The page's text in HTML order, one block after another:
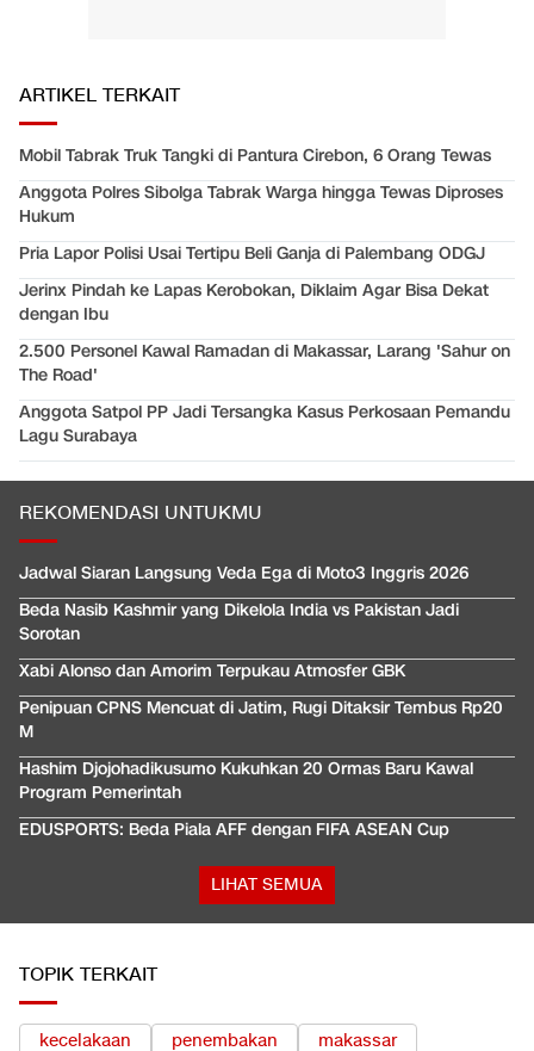
ARTIKEL TERKAIT
Mobil Tabrak Truk Tangki di Pantura Cirebon, 6 Orang Tewas
Anggota Polres Sibolga Tabrak Warga hingga Tewas Diproses
Hukum
Pria Lapor Polisi Usai Tertipu Beli Ganja di Palembang ODGJ
Jerinx Pindah ke Lapas Kerobokan, Diklaim Agar Bisa Dekat
dengan Ibu
2.500 Personel Kawal Ramadan di Makassar, Larang 'Sahur on
The Road'
Anggota Satpol PP Jadi Tersangka Kasus Perkosaan Pemandu
Lagu Surabaya
REKOMENDASI UNTUKMU
Jadwal Siaran Langsung Veda Ega di Moto3 Inggris 2026
Beda Nasib Kashmir yang Dikelola India vs Pakistan Jadi
Sorotan
Xabi Alonso dan Amorim Terpukau Atmosfer GBK
Penipuan CPNS Mencuat di Jatim, Rugi Ditaksir Tembus Rp20
M
Hashim Djojohadikusumo Kukuhkan 20 Ormas Baru Kawal
Program Pemerintah
EDUSPORTS: Beda Piala AFF dengan FIFA ASEAN Cup
LIHAT SEMUA
TOPIK TERKAIT
kecelakaan penembakan
makassar